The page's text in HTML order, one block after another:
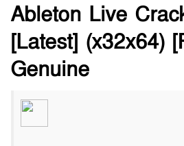
Ableton Live
[Latest] (x32x64)
Genuine